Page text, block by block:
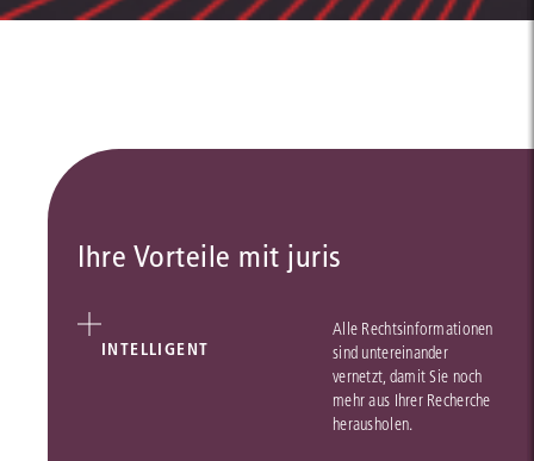
Ihre Vorteile mit juris
INTELLIGENT
Alle Rechtsinformationen
sind untereinander
vernetzt, damit Sie noch
mehr aus Ihrer Recherche
herausholen.